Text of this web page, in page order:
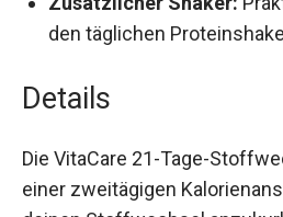
Zusätzlicher Shaker:
den täglichen
Details
Die VitaCare 21-Tage-
mit einer zweitägigen